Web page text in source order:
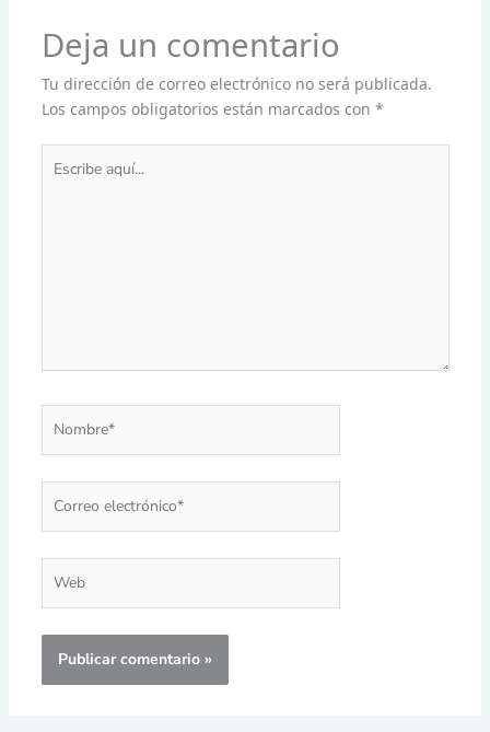
Deja un comentario
Tu dirección de correo electrónico no será publicada.
Los campos obligatorios están marcados con *
aquí...
electrónico*